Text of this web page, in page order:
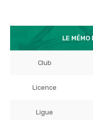
LE MÉMO
Club
Licence
Ligue